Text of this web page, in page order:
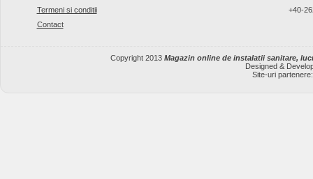
Termeni si conditii
Contact
+40-
Copyright 2013 Magazin online de instalatii sanitare,
Designed &
Site-uri